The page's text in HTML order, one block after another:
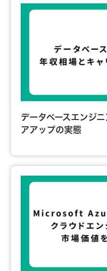
データベースエンジ
アアップの実態